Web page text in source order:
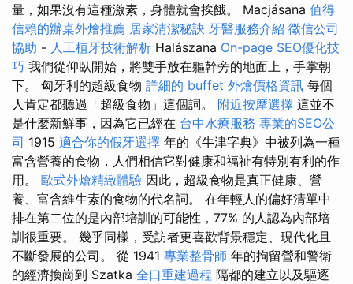
量，如果沒有這種激素，身體就會挨餓。 Macjásana 值得
信賴的辦桌外燴推薦 居家清潔秘訣 牙醫服務介紹 徵信公司
協助 - 人工植牙技術解析 Halászana On-page SEO優化技
巧 我們從仰臥開始，將雙手放在軀幹旁的地面上，手掌朝
下。 匈牙利的超級食物 詳細的 buffet 外燴價格資訊 每個
人肯定都聽過「超級食物」這個詞。 附近按摩選擇 這並不
是什麼新鮮事，因為它已經在 台中水療服務 專業的SEO公
司 1915 適合你的假牙選擇 年的《牛津字典》中被列為一種
富含營養的食物，人們相信它對健康和福祉有特別有利的作
用。 歐式外燴精緻體驗 因此，超級食物是真正健康、營
養、富含維生素的食物的代名詞。 在年輕人的偏好清單中
排在第二位的是內部培訓的可能性，77% 的人認為內部培
訓很重要。 幾乎同樣，受訪者更喜歡背景穩定、現代化且
不斷發展的公司。 從 1941 專業整骨師 年的拘留營和警衛
的經濟換崗到 Szatka 全口重建過程 隔都的建立以及驅逐